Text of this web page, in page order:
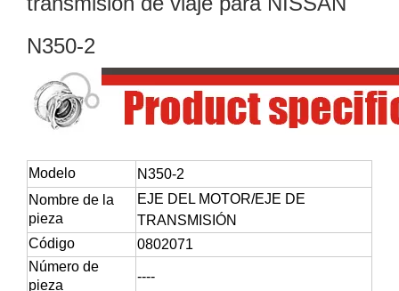
N350-2
Modelo
N350-2
Nombre de la
pieza
EJE DEL MOTOR/EJE DE
TRANSMISIÓN
Código
0802071
Número de
pieza
----